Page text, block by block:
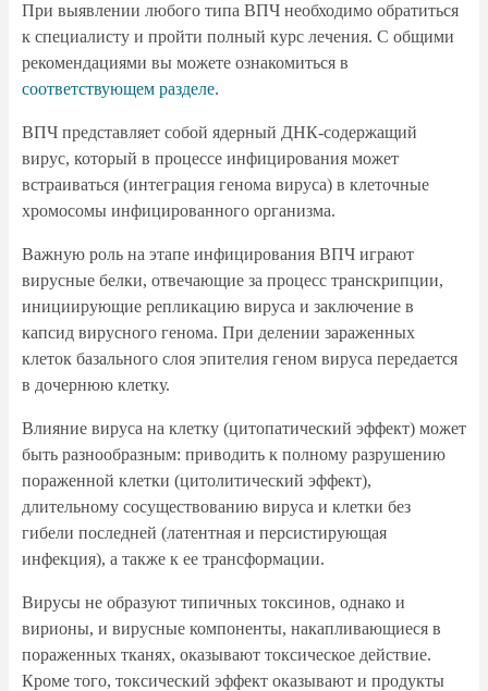
При выявлении любого типа ВПЧ необходимо обратиться
к специалисту и пройти полный курс лечения. С общими
рекомендациями вы можете ознакомиться в
соответствующем разделе.
ВПЧ представляет собой ядерный ДНК-содержащий
вирус, который в процессе инфицирования может
встраиваться (интеграция генома вируса) в клеточные
хромосомы инфицированного организма.
Важную роль на этапе инфицирования ВПЧ играют
вирусные белки, отвечающие за процесс транскрипции,
инициирующие репликацию вируса и заключение в
капсид вирусного генома. При делении зараженных
клеток базального слоя эпителия геном вируса передается
в дочернюю клетку.
Влияние вируса на клетку (цитопатический эффект) может
быть разнообразным: приводить к полному разрушению
пораженной клетки (цитолитический эффект),
длительному сосуществованию вируса и клетки без
гибели последней (латентная и персистирующая
инфекция), а также к ее трансформации.
Вирусы не образуют типичных токсинов, однако и
вирионы, и вирусные компоненты, накапливающиеся в
пораженных тканях, оказывают токсическое действие.
Кроме того, токсический эффект оказывают и продукты